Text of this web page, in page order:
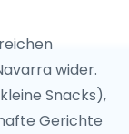
wider.
Snacks),
Gerichte